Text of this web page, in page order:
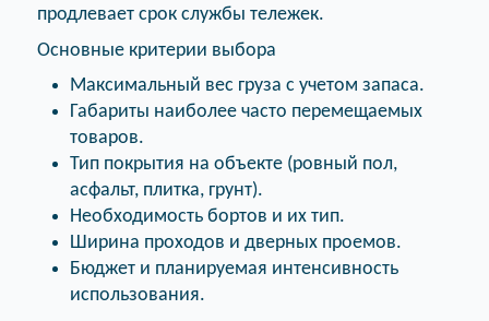
продлевает срок службы тележек.
Основные критерии выбора
Максимальный вес груза с учетом запаса.
Габариты наиболее часто перемещаемых
товаров.
Тип покрытия на объекте (ровный пол,
асфальт, плитка, грунт).
Необходимость бортов и их тип.
Ширина проходов и дверных проемов.
Бюджет и планируемая интенсивность
использования.